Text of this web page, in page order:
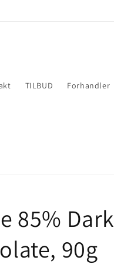
TILBUD Forhandler
85% Dark
90g